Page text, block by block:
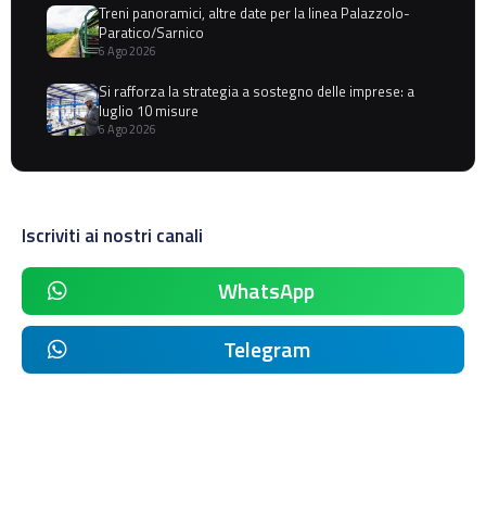
Treni panoramici, altre date per la linea Palazzolo-
Paratico/Sarnico
6 Ago 2026
Si rafforza la strategia a sostegno delle imprese: a
luglio 10 misure
6 Ago 2026
Iscriviti ai nostri canali
WhatsApp
Telegram